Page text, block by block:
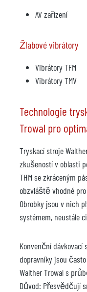
AV zařízení
Žlabové vibrátory
Vibrátory TFM
Vibrátory TMV
Technologie
Trowal pro
Tryskací stroje
zkušeností v oblasti
THM se zkráceným
obzvláště vhodné
Obrobky jsou v nich
systémem, neustále
Konvenční
dopravníky jsou
Walther Trowal s
Důvod: Přesvědčují